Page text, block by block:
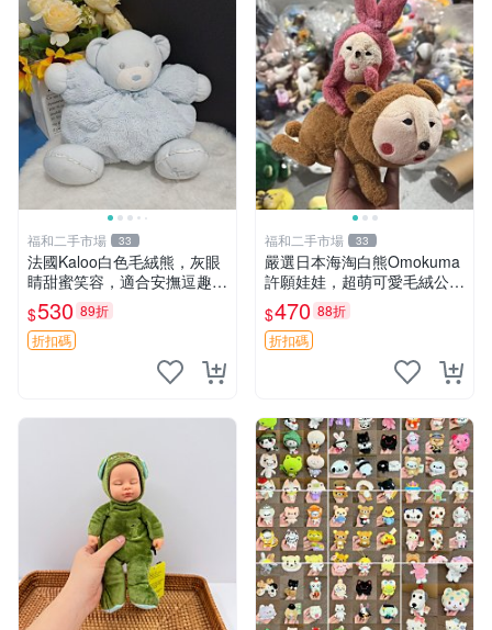
福和二手市場 33
法國Kaloo白色毛絨熊，灰眼
睛甜蜜笑容，適合安撫逗趣可
愛，柔軟面料手感佳。14 白
色安撫熊 毛絨玩具 寶寶逗樂
具
$530 89折
折扣碼
福和二手市場 33
嚴選日本海淘白熊Omokuma
許願娃娃，超萌可愛毛絨公仔
推薦收藏 白熊 Omokuma 毛
絨玩具 偽裝娃娃 玩具擺飾
$470 88折
折扣碼